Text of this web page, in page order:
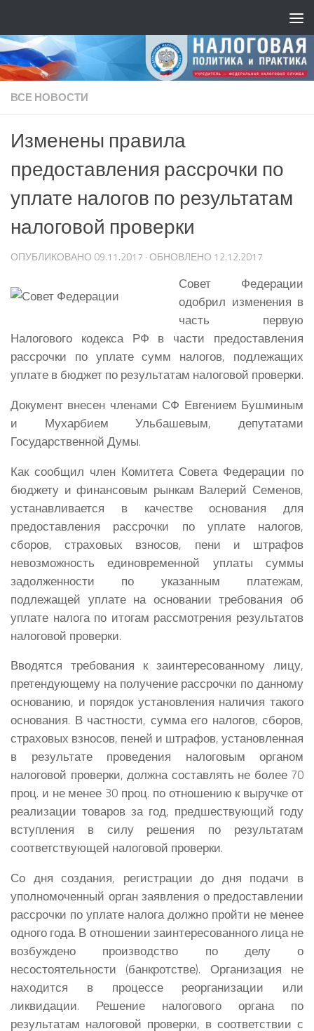
ВСЕ НОВОСТИ
Изменены правила
предоставления рассрочки по
уплате налогов по результатам
налоговой проверки
ОПУБЛИКОВАНО 09.11.2017 · ОБНОВЛЕНО 12.12.2017
Совет Федерации
одобрил изменения в
часть первую
Налогового кодекса РФ в части предоставления
рассрочки по уплате сумм налогов, подлежащих
уплате в бюджет по результатам налоговой проверки.
Документ внесен членами СФ Евгением Бушминым
и Мухарбием Ульбашевым, депутатами
Государственной Думы.
Как сообщил член Комитета Совета Федерации по
бюджету и финансовым рынкам Валерий Семенов,
устанавливается в качестве основания для
предоставления рассрочки по уплате налогов,
сборов, страховых взносов, пени и штрафов
невозможность единовременной уплаты суммы
задолженности по указанным платежам,
подлежащей уплате на основании требования об
уплате налога по итогам рассмотрения результатов
налоговой проверки.
Вводятся требования к заинтересованному лицу,
претендующему на получение рассрочки по данному
основанию, и порядок установления наличия такого
основания. В частности, сумма его налогов, сборов,
страховых взносов, пеней и штрафов, установленная
в результате проведения налоговым органом
налоговой проверки, должна составлять не более 70
проц. и не менее 30 проц. по отношению к выручке от
реализации товаров за год, предшествующий году
вступления в силу решения по результатам
соответствующей налоговой проверки.
Со дня создания, регистрации до дня подачи в
уполномоченный орган заявления о предоставлении
рассрочки по уплате налога должно пройти не менее
одного года. В отношении заинтересованного лица не
возбуждено производство по делу о
несостоятельности (банкротстве). Организация не
находится в процессе реорганизации или
ликвидации. Решение налогового органа по
результатам налоговой проверки, в соответствии с